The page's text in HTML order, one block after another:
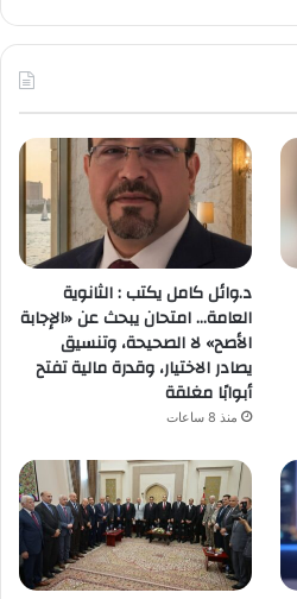
د.وائل كامل يكتب : الثانوية
العامة… امتحان يبحث عن «الإجابة
الأصح» لا الصحيحة، وتنسيق
يصادر الاختيار، وقدرة مالية تفتح
أبوابًا مغلقة
منذ 8 ساعات